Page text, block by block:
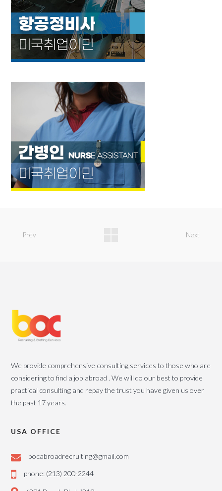
Prev Next
We provide comprehensive consulting services to those who are
considering to find a job abroad . We will do our best to provide
practical consulting and repay the trust you have given us over
the past 17 years.
USA OFFICE
bocabroadrecruiting@gmail.com
phone: (213) 200-2244